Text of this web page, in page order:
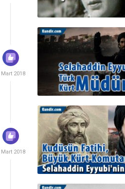
Mart 2018
Mart 2018